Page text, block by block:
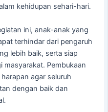
kehidupan sehari-hari.
ini, anak-anak yang
terhindar dari pengaruh
lebih baik, serta siap
Pembukaan
agar seluruh
dengan baik dan